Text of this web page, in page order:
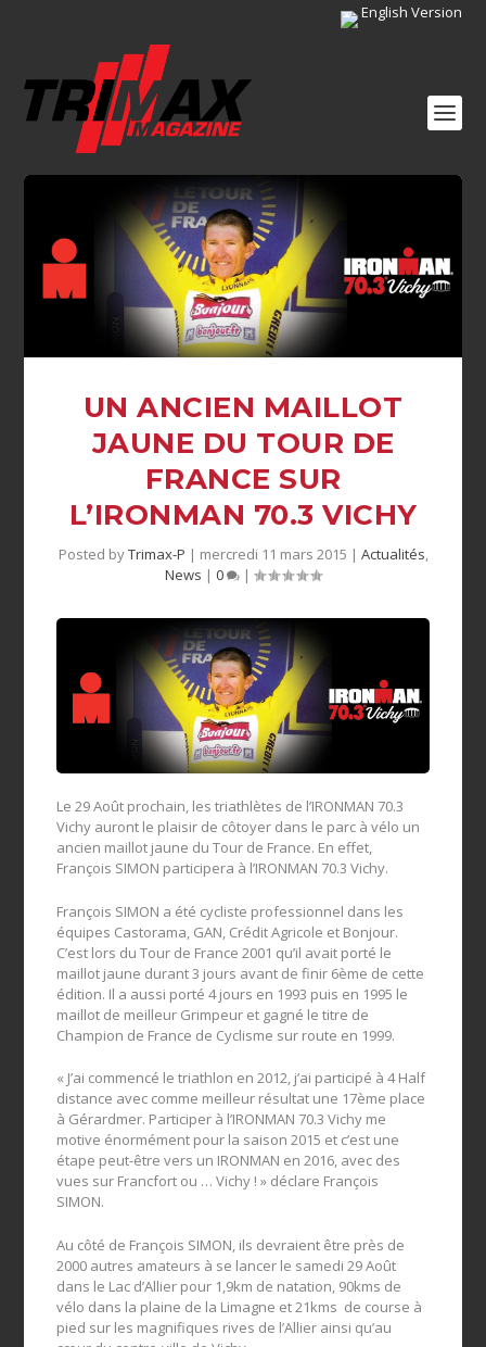
English Version
UN ANCIEN MAILLOT
JAUNE DU TOUR DE
FRANCE SUR
L’IRONMAN 70.3 VICHY
Posted byTrimax-P | mercredi 11 mars 2015 | Actualités,
News | 0 |
Le 29 Août prochain, les triathlètes de l’IRONMAN 70.3
Vichy auront le plaisir de côtoyer dans le parc à vélo un
ancien maillot jaune du Tour de France. En effet,
François SIMON participera à l’IRONMAN 70.3 Vichy.
François SIMON a été cycliste professionnel dans les
équipes Castorama, GAN, Crédit Agricole et Bonjour.
C’est lors du Tour de France 2001 qu’il avait porté le
maillot jaune durant 3 jours avant de finir 6ème de cette
édition. Il a aussi porté 4 jours en 1993 puis en 1995 le
maillot de meilleur Grimpeur et gagné le titre de
Champion de France de Cyclisme sur route en 1999.
« J’ai commencé le triathlon en 2012, j’ai participé à 4 Half
distance avec comme meilleur résultat une 17ème place
à Gérardmer. Participer à l’IRONMAN 70.3 Vichy me
motive énormément pour la saison 2015 et c’est une
étape peut-être vers un IRONMAN en 2016, avec des
vues sur Francfort ou … Vichy ! » déclare François
SIMON.
Au côté de François SIMON, ils devraient être près de
2000 autres amateurs à se lancer le samedi 29 Août
dans le Lac d’Allier pour 1,9km de natation, 90kms de
vélo dans la plaine de la Limagne et 21kms de course à
pied sur les magnifiques rives de l’Allier ainsi qu’au